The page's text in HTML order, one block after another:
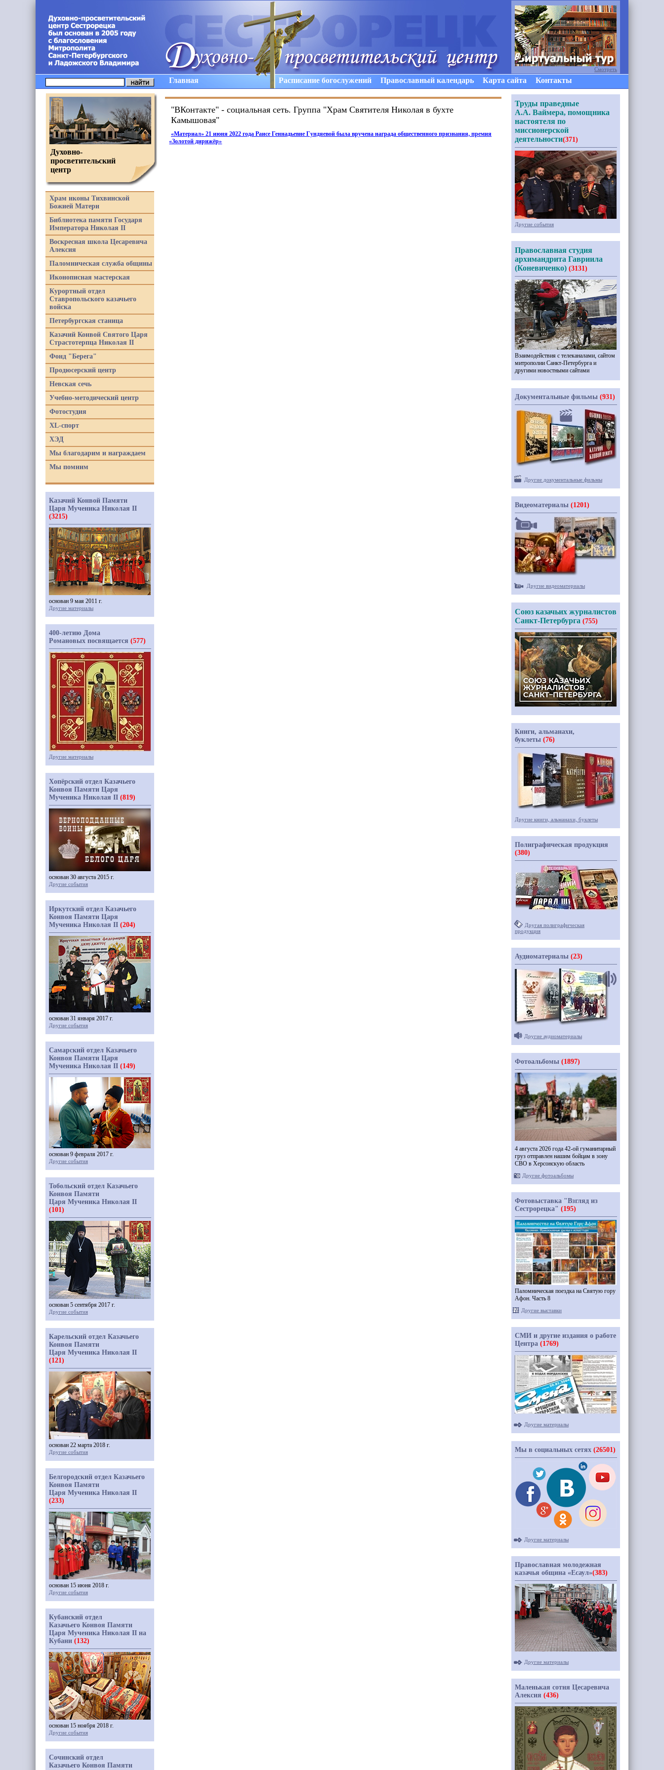
Главная Расписание богослужений Православный календарь Карта сайта Контакты
"ВКонтакте" - социальная сеть. Группа "Храм Святителя Николая в бухте
Камышовая"
«Материал» 21 июня 2022 года Раисе Геннадьевне Гундяевой была вручена награда общественного признания, премия
«Золотой дирижёр»
Духовно-
просветительский
центр
Храм иконы Тихвинской
Божией Матери
Библиотека памяти Государя
Императора Николая II
Воскресная школа Цесаревича
Алексия
Паломническая служба общины
Иконописная мастерская
Курортный отдел
Ставропольского казачьего
войска
Петербургская станица
Казачий Конвой Святого Царя
Страстотерпца Николая II
Фонд "Берега"
Продюсерский центр
Невская сечь
Учебно-методический центр
Фотостудия
XL-спорт
ХЭД
Мы благодарим и награждаем
Мы помним
Казачий Конвой Памяти
Царя Мученика Николая II
(3215)
основан 9 мая 2011 г.
Другие материалы
400-летию Дома
Романовых посвящается (577)
Другие материалы
Хопёрский отдел Казачьего
Конвоя Памяти Царя
Мученика Николая II (819)
основан 30 августа 2015 г.
Другие события
Иркутский отдел Казачьего
Конвоя Памяти Царя
Мученика Николая II (204)
основан 31 января 2017 г.
Другие события
Самарский отдел Казачьего
Конвоя Памяти Царя
Мученика Николая II (149)
основан 9 февраля 2017 г.
Другие события
Тобольский отдел Казачьего
Конвоя Памяти
Царя Мученика Николая II
(101)
основан 5 сентября 2017 г.
Другие события
Карельский отдел Казачьего
Конвоя Памяти
Царя Мученика Николая II
(121)
основан 22 марта 2018 г.
Другие события
Белгородский отдел Казачьего
Конвоя Памяти
Царя Мученика Николая II
(233)
основан 15 июня 2018 г.
Другие события
Кубанский отдел
Казачьего Конвоя Памяти
Царя Мученика Николая II на
Кубани (132)
основан 15 ноября 2018 г.
Другие события
Сочинский отдел
Казачьего Конвоя Памяти
Смотреть
Труды праведные
А.А. Ваймера, помощника
настоятеля по
миссионерской
деятельности(371)
Другие события
Православная студия
архимандрита Гавриила
(Коневиченко) (3131)
Взаимодействия с телеканалами, сайтом
митрополии Санкт-Петербурга и
другими новостными сайтами
Документальные фильмы (931)
Другие документальные фильмы
Видеоматериалы (1201)
Другие видеоматериалы
Союз казачьих журналистов
Санкт-Петербурга (755)
Книги, альманахи,
буклеты (76)
Другие книги, альманахи, буклеты
Полиграфическая продукция
(380)
Другая полиграфическая
продукция
Аудиоматериалы (23)
Другие аудиоматериалы
Фотоальбомы (1897)
4 августа 2026 года 42-ой гуманитарный
груз отправлен нашим бойцам в зону
СВО в Херсонскую область
Другие фотоальбомы
Фотовыставка "Взгляд из
Сестрорецка" (195)
Паломническая поездка на Святую гору
Афон. Часть 8
Другие выставки
СМИ и другие издания о работе
Центра (1769)
Другие материалы
Мы в социальных сетях (26501)
Другие материалы
Православная молодежная
казачья община «Есаул»(383)
Другие материалы
Маленькая сотня Цесаревича
Алексия (436)